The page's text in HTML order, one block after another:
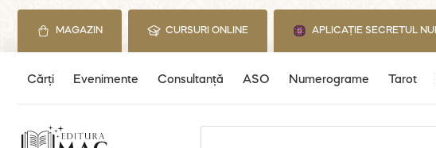
Skip
content
MAGAZIN CURSURI ONLINE APLICAȚIE SECRETUL
Cărți Evenimente Consultanță ASO Numerograme Tarot
Search